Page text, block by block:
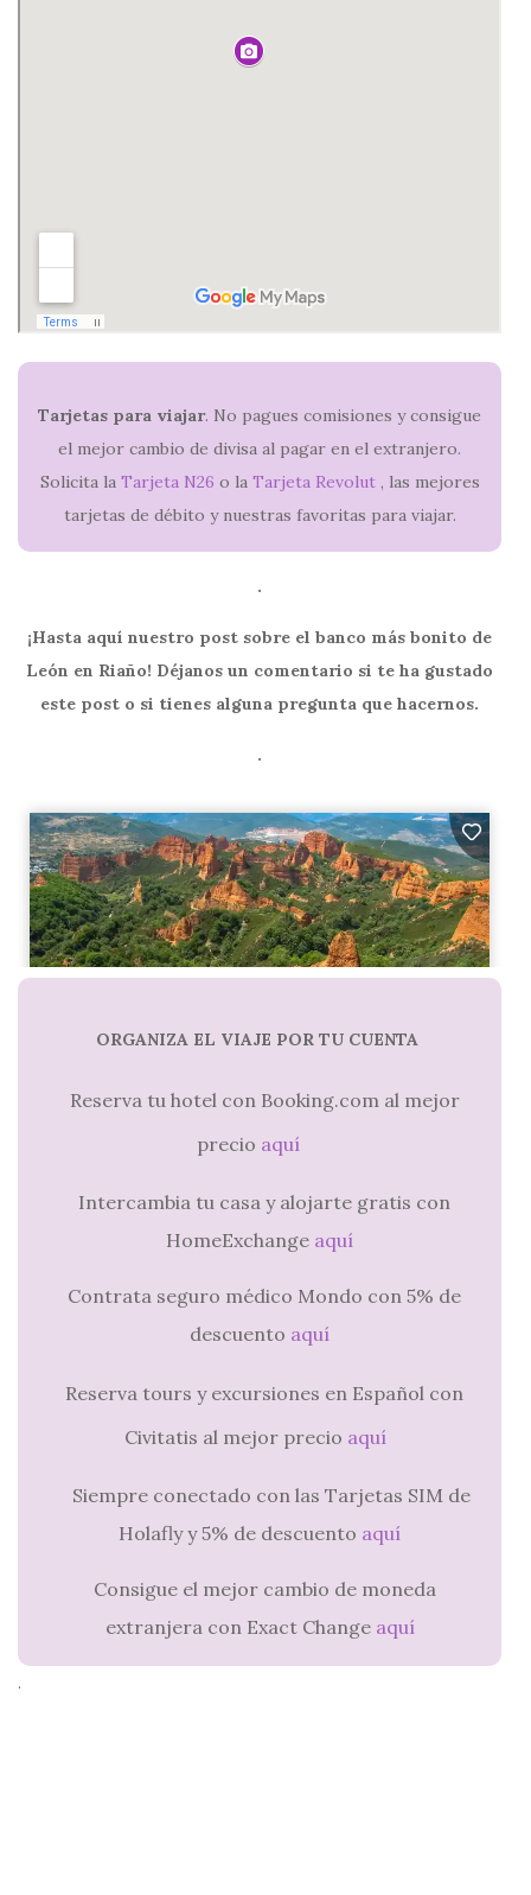
Tarjetas para viajar. No pagues comisiones y consigue
el mejor cambio de divisa al pagar en el extranjero.
Solicita la Tarjeta N26 o la Tarjeta Revolut, las mejores
tarjetas de débito y nuestras favoritas para viajar.
.
¡Hasta aquí nuestro post sobre el banco más bonito de
León en Riaño! Déjanos un comentario si te ha gustado
este post o si tienes alguna pregunta que hacernos.
.
ORGANIZA EL VIAJE POR TU CUENTA
Reserva tu hotel con Booking.com al mejor
precio aquí
Intercambia tu casa y alojarte gratis con
HomeExchange aquí
Contrata seguro médico Mondo con 5% de
descuento aquí
Reserva tours y excursiones en Español con
Civitatis al mejor precio aquí
Siempre conectado con las Tarjetas SIM de
Holafly y 5% de descuento aquí
Consigue el mejor cambio de moneda
extranjera con Exact Change aquí
.